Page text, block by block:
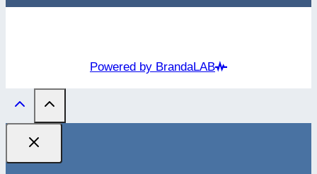
Powered by BrandaLAB